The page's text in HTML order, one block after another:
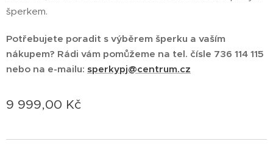
šperkem.
Potřebujete poradit s výběrem šperku a vaším
nákupem? Rádi vám pomůžeme na tel. čísle 736 114 115
nebo na e-mailu: sperkypj@centrum.cz
9 999,00 Kč